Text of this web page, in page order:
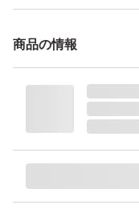
ソフトウェア対象年
パッケージ種類：通常
プレイモード：TVモ
携帯モードプレイ人
商品の情報